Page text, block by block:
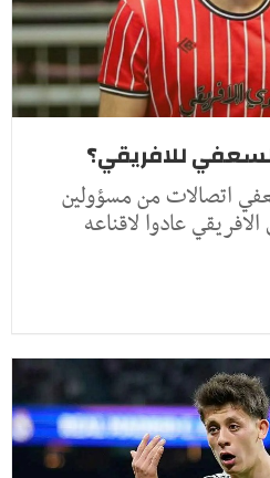
للافريقي؟
اتصالات من مسؤولين
عادوا لاقناعه